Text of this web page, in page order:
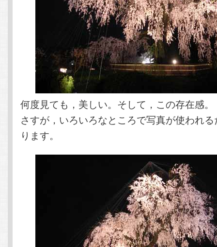
何度見ても，美しい。そして，この存在感。
さすが，いろいろなところで写真が使われ
ります。